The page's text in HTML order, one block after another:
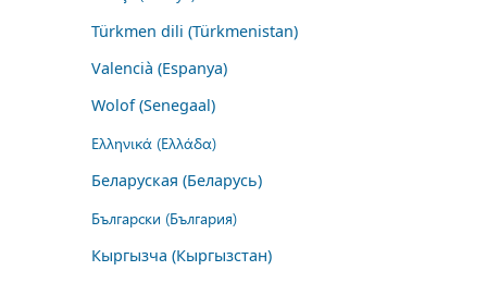
Türkmen dili (Türkmenistan)
Valencià (Espanya)
Wolof (Senegaal)
Ελληνικά (Ελλάδα)
Беларуская (Беларусь)
Български (България)
Кыргызча (Кыргызстан)